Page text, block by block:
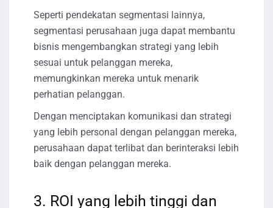
Seperti pendekatan segmentasi lainnya,
segmentasi perusahaan juga dapat membantu
bisnis mengembangkan strategi yang lebih
sesuai untuk pelanggan mereka,
memungkinkan mereka untuk menarik
perhatian pelanggan.
Dengan menciptakan komunikasi dan strategi
yang lebih personal dengan pelanggan mereka,
perusahaan dapat terlibat dan berinteraksi lebih
baik dengan pelanggan mereka.
3. ROI yang lebih tinggi dan